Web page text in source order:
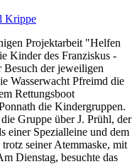
Projektarbeit "Helfen
Kinder des Franziskus -
der jeweiligen
Wasserwacht Pfreimd die
Rettungsboot
die Kindergruppen.
Gruppe über J. Prühl, der
einer Spezialleine und dem
seiner Atemmaske, mit
Dienstag, besuchte das